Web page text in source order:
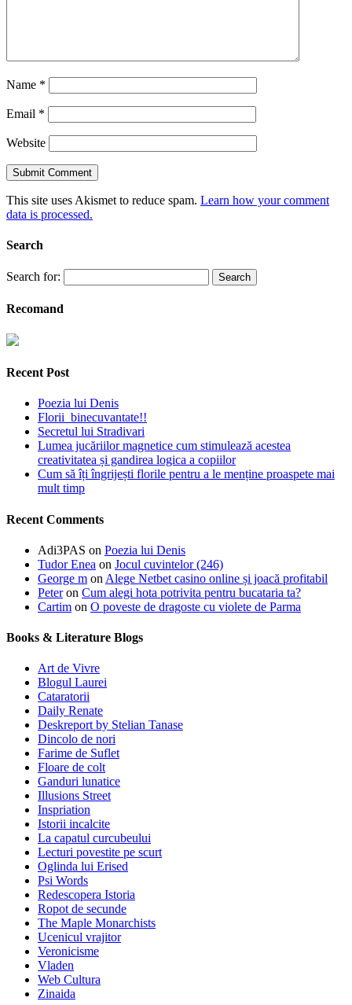
Name *
Email *
Website
This site uses Akismet to reduce spam. Learn how your comment
data is processed.
Search
Search for:
Recomand
Recent Post
Poezia lui Denis
Florii binecuvantate!!
Secretul lui Stradivari
Lumea jucăriilor magnetice cum stimulează acestea
creativitatea și gandirea logica a copiilor
Cum să îți îngrijești florile pentru a le menține proaspete mai
mult timp
Recent Comments
Adi3PAS on Poezia lui Denis
Tudor Enea on Jocul cuvintelor (246)
George m on Alege Netbet casino online și joacă profitabil
Peteron Cum alegi hota potrivita pentru bucataria ta?
Cartim on O poveste de dragoste cu violete de Parma
Books & Literature Blogs
Art de Vivre
Blogul Laurei
Cataratorii
Daily Renate
Deskreport by Stelian Tanase
Dincolo de nori
Farime de Suflet
Floare de colt
Ganduri lunatice
Illusions Street
Inspriation
Istorii incalcite
La capatul curcubeului
Lecturi povestite pe scurt
Oglinda lui Erised
Psi Words
Redescopera Istoria
Ropot de secunde
The Maple Monarchists
Ucenicul vrajitor
Veronicisme
Vladen
Web Cultura
Zinaida